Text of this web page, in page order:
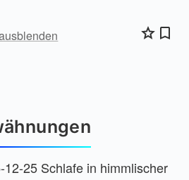
12-25 Schlafe in himmlischer